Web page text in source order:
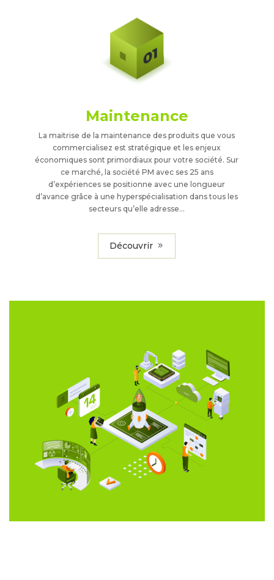
Maintenance
La maitrise de la maintenance des produits que vous
commercialisez est stratégique et les enjeux
économiques sont primordiaux pour votre société. Sur
ce marché, la société PM avec ses 25 ans
d’expériences se positionne avec une longueur
d’avance grâce à une hyperspécialisation dans tous les
secteurs qu’elle adresse…
Découvrir